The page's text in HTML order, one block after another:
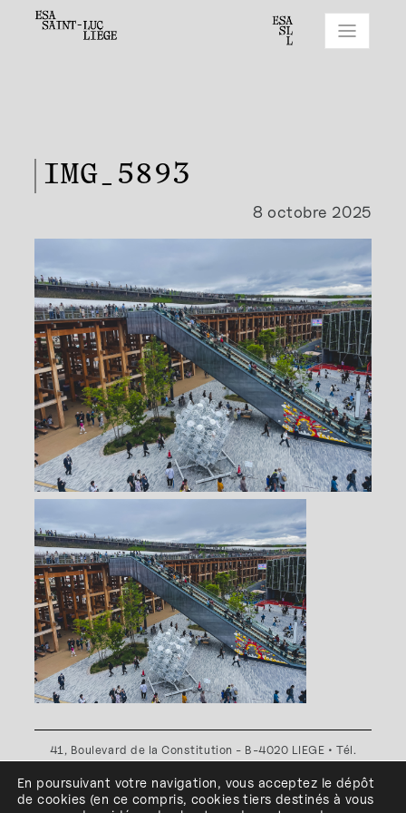
IMG_5893
8 octobre 2025
41, Boulevard de la Constitution - B-4020 LIEGE • Tél.
Plan d'accès•Politique de confidentialité•Politique de
cookies•Conditions générales
En poursuivant votre navigation, vous acceptez le dépôt
de cookies (en ce compris, cookiestiers destinés à vous